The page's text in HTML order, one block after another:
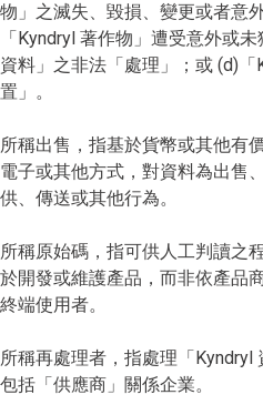
物」之滅失、毀損、變更或者意
「Kyndryl 著作物」遭受意外或
資料」之非法「處理」；或 (d)
置」。
所稱出售，指基於貨幣或其他有
電子或其他方式，對資料為出售
供、傳送或其他行為。
所稱原始碼，指可供人工判讀之
於開發或維護產品，而非依產品
終端使用者。
所稱再處理者，指處理「Kyndryl
包括「供應商」關係企業。